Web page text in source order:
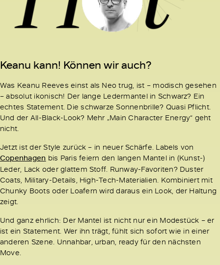
Keanu kann! Können wir auch?
Was Keanu Reeves einst als Neo trug, ist – modisch gesehen
– absolut ikonisch! Der lange Ledermantel in Schwarz? Ein
echtes Statement. Die schwarze Sonnenbrille? Quasi Pflicht.
Und der All-Black-Look? Mehr „Main Character Energy“ geht
nicht.
Jetzt ist der Style zurück – in neuer Schärfe. Labels von
Copenhagen bis Paris feiern den langen Mantel in (Kunst-)
Leder, Lack oder glattem Stoff. Runway-Favoriten? Duster
Coats, Military-Details, High-Tech-Materialien. Kombiniert mit
Chunky Boots oder Loafern wird daraus ein Look, der Haltung
zeigt.
Und ganz ehrlich: Der Mantel ist nicht nur ein Modestück – er
ist ein Statement. Wer ihn trägt, fühlt sich sofort wie in einer
anderen Szene. Unnahbar, urban, ready für den nächsten
Move.